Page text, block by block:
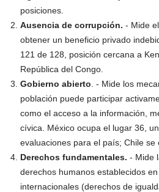
posiciones.
Ausencia de corrupción. - Mide
obtener un beneficio privado
121 de 128, posición cercana a
República del Congo.
Gobierno abierto . - Mide los
población puede participar
como el acceso a la información,
cívica. México ocupa el lugar 36,
evaluaciones para el país; Chile se
Derechos fundamentales. - Mide
derechos humanos establecidos
internacionales (derechos de